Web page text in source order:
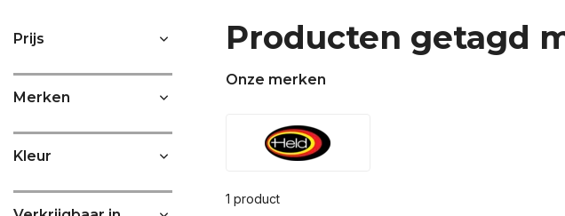
Prijs
Merken
Kleur
Producten getagd
Onze merken
1 product